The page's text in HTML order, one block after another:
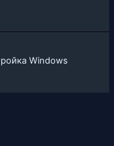
Windows